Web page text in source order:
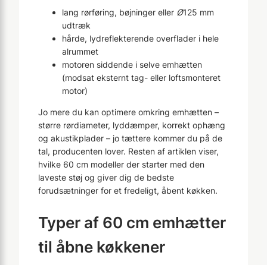
lang rørføring, bøjninger eller Ø125 mm
udtræk
hårde, lydreflekterende overflader i hele
alrummet
motoren siddende i selve emhætten
(modsat eksternt tag- eller loftsmonteret
motor)
Jo mere du kan optimere omkring emhætten –
større rørdiameter, lyddæmper, korrekt ophæng
og akustikplader – jo tættere kommer du på de
tal, producenten lover. Resten af artiklen viser,
hvilke 60 cm modeller der starter med den
laveste støj og giver dig de bedste
forudsætninger for et fredeligt, åbent køkken.
Typer af 60 cm emhætter
til åbne køkkener